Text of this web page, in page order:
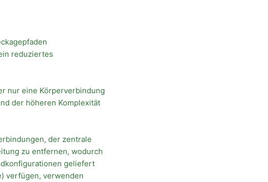
reduziertes
nur eine Körperverbindung
der höheren Komplexität
der zentrale
zu entfernen, wodurch
geliefert
verfügen, verwenden